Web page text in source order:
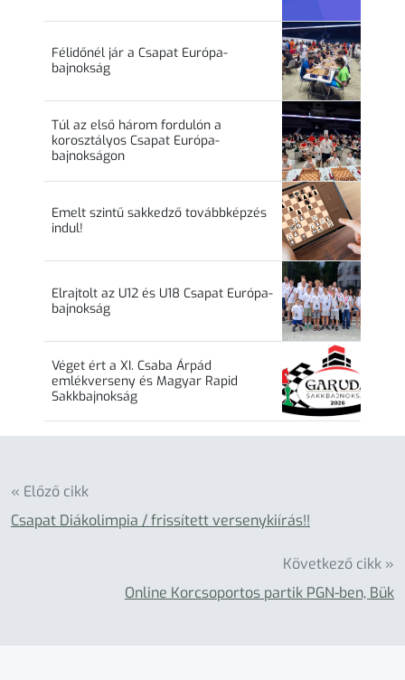
Félidőnél jár a Csapat Európa-
bajnokság
Túl az első három fordulón a
korosztályos Csapat Európa-
bajnokságon
Emelt szintű sakkedző továbbképzés
indul!
Elrajtolt az U12 és U18 Csapat Európa-
bajnokság
Véget ért a XI. Csaba Árpád
emlékverseny és Magyar Rapid
Sakkbajnokság
« Előző cikk
Csapat Diákolimpia / frissített versenykiírás!!
Következő cikk »
Online Korcsoportos partik PGN-ben, Bük